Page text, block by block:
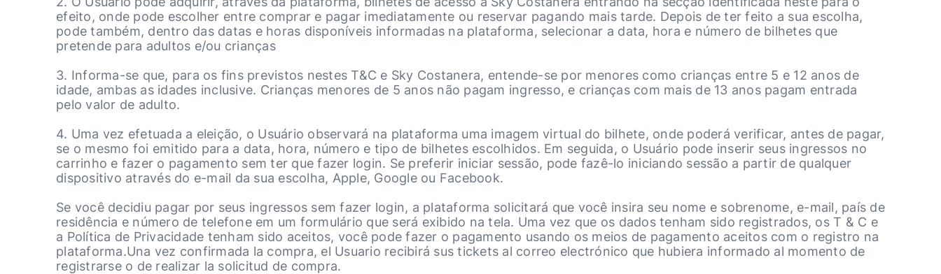
efeito, onde pode escolher entre comprar e pagar imediatamente ou reservar pagando mais tarde. Depois de ter feito a sua escolha,
pode também, dentro das datas e horas disponíveis informadas na plataforma, selecionar a data, hora e número de bilhetes que
pretende para adultos e/ou crianças
3. Informa-se que, para os fins previstos nestes T&C e Sky Costanera, entende-se por menores como crianças entre 5 e 12 anos de
idade, ambas as idades inclusive. Crianças menores de 5 anos não pagam ingresso, e crianças com mais de 13 anos pagam entrada
pelo valor de adulto.
4. Uma vez efetuada a eleição, o Usuário observará na plataforma uma imagem virtual do bilhete, onde poderá verificar, antes de pagar,
se o mesmo foi emitido para a data, hora, número e tipo de bilhetes escolhidos. Em seguida, o Usuário pode inserir seus ingressos no
carrinho e fazer o pagamento sem ter que fazer login. Se preferir iniciar sessão, pode fazê-lo iniciando sessão a partir de qualquer
dispositivo através do e-mail da sua escolha, Apple, Google ou Facebook.
Se você decidiu pagar por seus ingressos sem fazer login, a plataforma solicitará que você insira seu nome e sobrenome, e-mail, país de
residência e número de telefone em um formulário que será exibido na tela. Uma vez que os dados tenham sido registrados, os T & C e
a Política de Privacidade tenham sido aceitos, você pode fazer o pagamento usando os meios de pagamento aceitos com o registro na
plataforma.Una vez confirmada la compra, el Usuario recibirá sus tickets al correo electrónico que hubiera informado al momento de
registrarse o de realizar la solicitud de compra.